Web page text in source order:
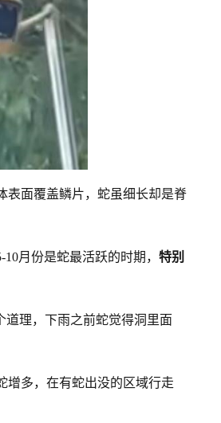
表面覆盖鳞片，蛇虽细长却是脊
月份是蛇最活跃的时期， 特别
道理，下雨之前蛇觉得洞里面
增多，在有蛇出没的区域行走